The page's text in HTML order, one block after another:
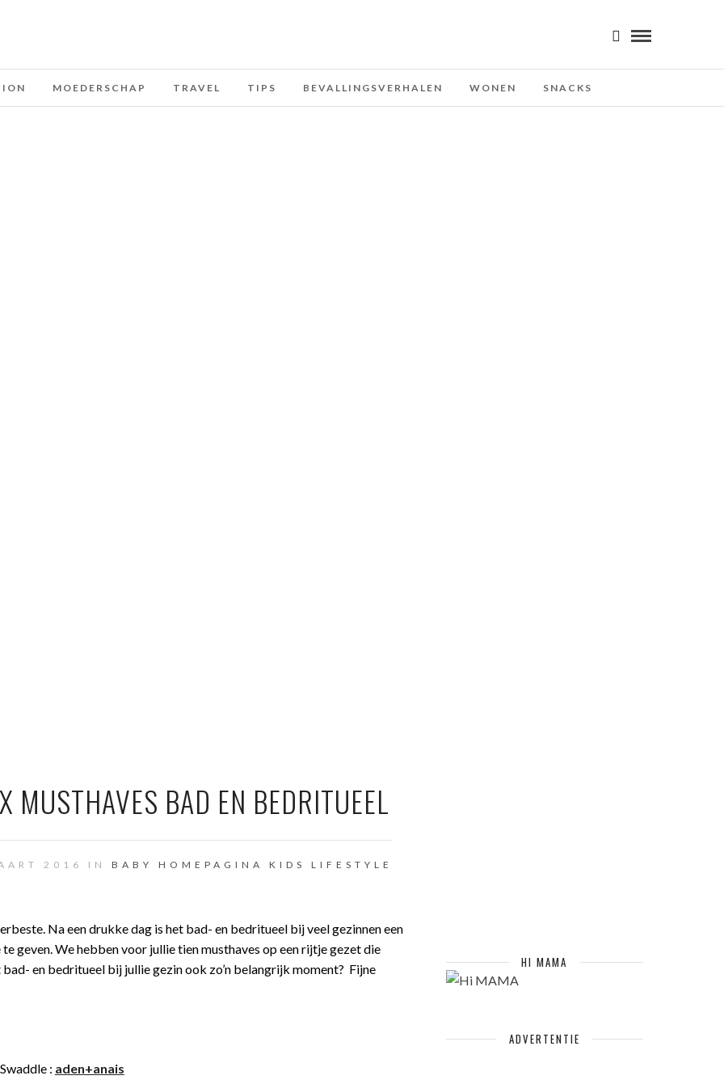
MOEDERSCHAP TRAVEL TIPS BEVALLINGSVERHALEN WONEN SNACKS
MUSTHAVES BAD EN BEDRITUEEL
2016 IN BABY HOMEPAGINA KIDS LIFESTYLE
Na een drukke dag is het bad- en bedritueel bij veel gezinnen een
geven. We hebben voor jullie tien musthaves op een rijtje gezet die
en bedritueel bij jullie gezin ook zo’n belangrijk moment? Fijne
Swaddle : aden+anais
HI MAMA
ADVERTENTIE